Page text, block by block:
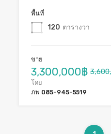
พื้นที่
120 ตารางวา
ขาย
3,300,000฿
โดย
ภพ 085-945-5519